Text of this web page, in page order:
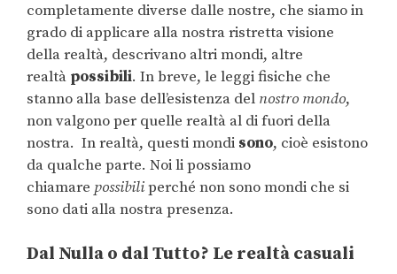
completamente diverse dalle nostre, che siamo in
grado di applicare alla nostra ristretta visione
della realtà, descrivano altri mondi, altre
realtà possibili. In breve, le leggi fisiche che
stanno alla base dell’esistenza del nostro mondo,
non valgono per quelle realtà al di fuori della
nostra. In realtà, questi mondi sono, cioè esistono
da qualche parte. Noi li possiamo
chiamare possibiliperché non sono mondi che si
sono dati alla nostra presenza.
Dal Nulla o dal Tutto? Le realtà casuali